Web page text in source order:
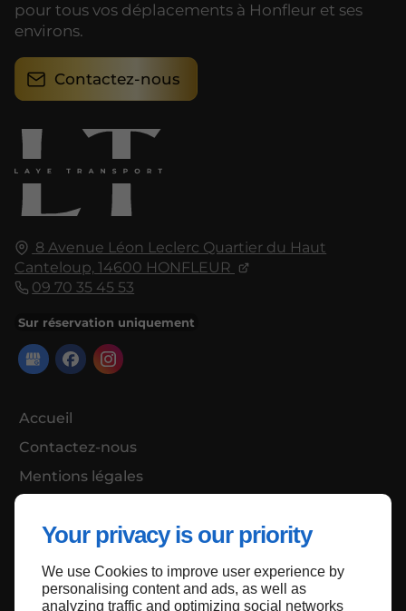
Your privacy is our priority
We use Cookies to improve user experience by
personalising content and ads, as well as
analyzing traffic and optimizing social networks
8 Avenue Léon Leclerc Quartier du Haut
Canteloup, 14600 HONFLEUR
09 70 35 45 53
Sur réservation uniquement
Accueil
Contactez-nous
Mentions légales
pour tous vos déplacements à Honfleur et ses
environs.
Contactez-nous
Haut de page